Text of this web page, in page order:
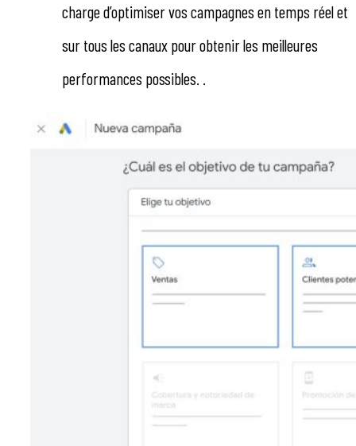
charge d’optimiser vos campagnes en temps réel et
sur tous les canaux pour obtenir les meilleures
performances possibles. .